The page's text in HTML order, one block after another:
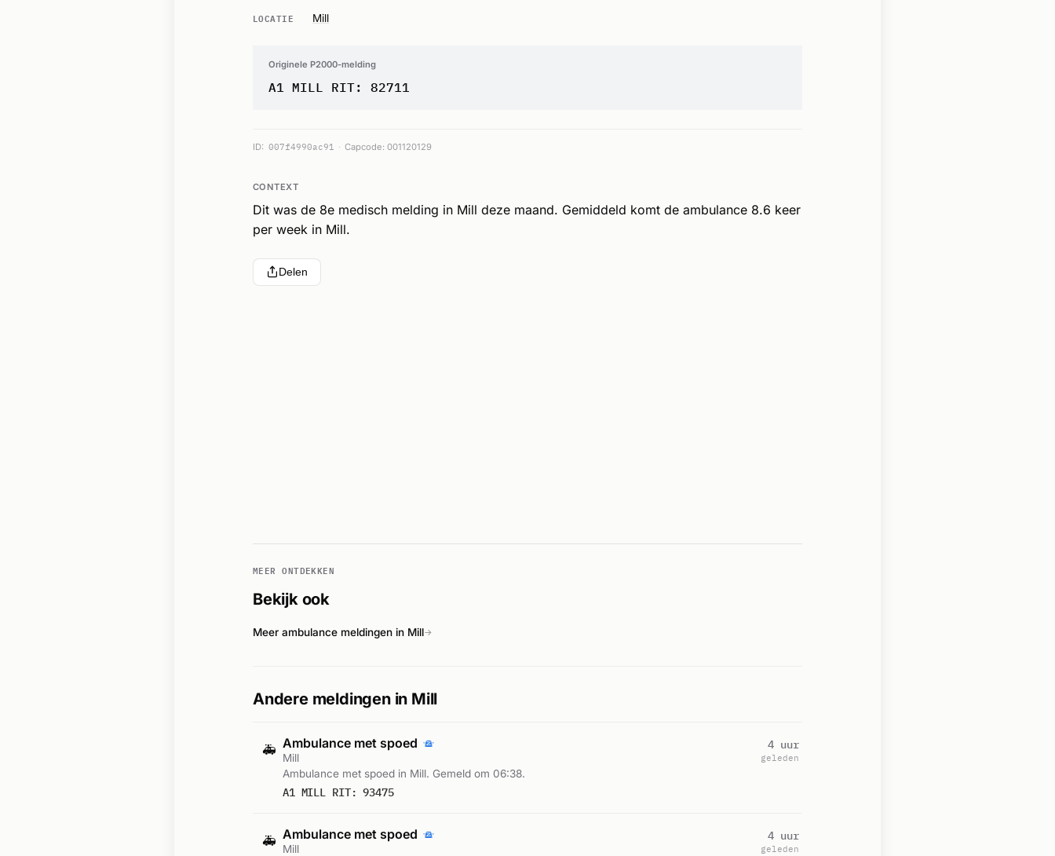
LOCATIE
Mill
Originele P2000-melding
A1 MILL RIT: 82711
ID: 007f4990ac91 Capcode: 001120129
CONTEXT
Dit was de 8e medisch melding in Mill deze maand. Gemiddeld komt de ambulance 8.6 keer
per week in Mill.
Delen
MEER ONTDEKKEN
Bekijk ook
Meer ambulance meldingen in Mill→
Andere meldingen in Mill
🚑 Ambulance met spoed
Mill
Ambulance met spoed in Mill. Gemeld om 06:38.
A1 MILL RIT: 93475
4 uur
geleden
🚑 Ambulance met spoed
Mill
4 uur
geleden